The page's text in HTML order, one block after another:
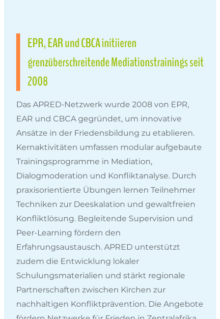
EPR, EAR und CBCA initiieren
grenzüberschreitende Mediationstrainings seit
2008
Das APRED-Netzwerk wurde 2008 von EPR,
EAR und CBCA gegründet, um innovative
Ansätze in der Friedensbildung zu etablieren.
Kernaktivitäten umfassen modular aufgebaute
Trainingsprogramme in Mediation,
Dialogmoderation und Konfliktanalyse. Durch
praxisorientierte Übungen lernen Teilnehmer
Techniken zur Deeskalation und gewaltfreien
Konfliktlösung. Begleitende Supervision und
Peer-Learning fördern den
Erfahrungsaustausch. APRED unterstützt
zudem die Entwicklung lokaler
Schulungsmaterialien und stärkt regionale
Partnerschaften zwischen Kirchen zur
nachhaltigen Konfliktprävention. Die Angebote